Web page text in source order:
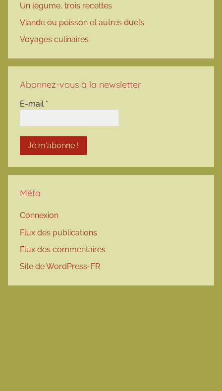
Un légume, trois recettes
Viande ou poisson et autres duels
Voyages culinaires
Abonnez-vous à la newsletter
E-mail *
Méta
Connexion
Flux des publications
Flux des commentaires
Site de WordPress-FR